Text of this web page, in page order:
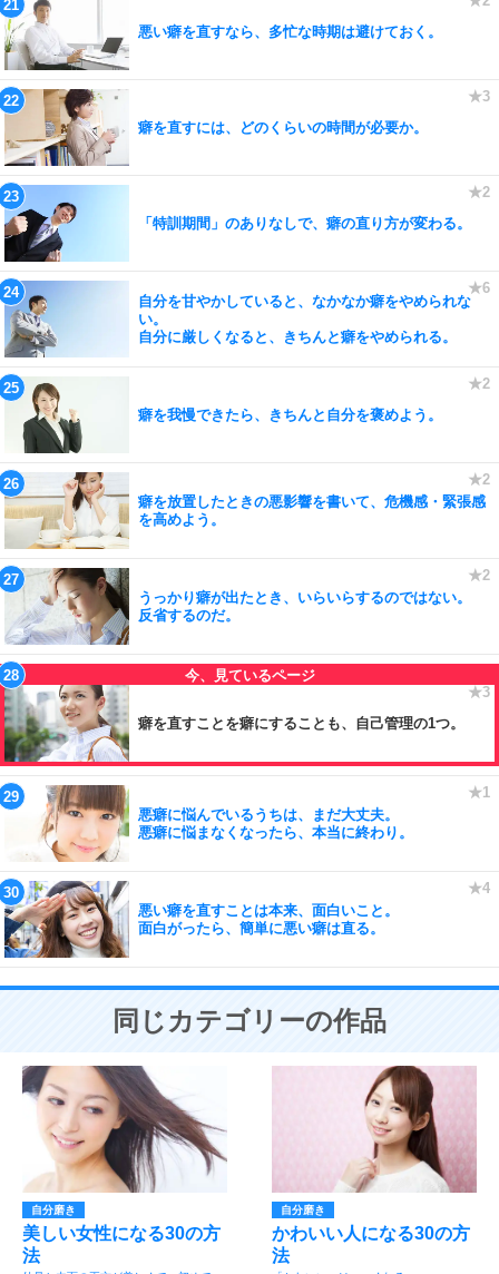
悪い癖を直すなら、多忙な時期は避けておく。
癖を直すには、どのくらいの時間が必要か。
「特訓期間」のありなしで、癖の直り方が変わる。
自分を甘やかしていると、なかなか癖をやめられな
い。
自分に厳しくなると、きちんと癖をやめられる。
癖を我慢できたら、きちんと自分を褒めよう。
癖を放置したときの悪影響を書いて、危機感・緊張感
を高めよう。
うっかり癖が出たとき、いらいらするのではない。
反省するのだ。
癖を直すことを癖にすることも、自己管理の1つ。
悪癖に悩んでいるうちは、まだ大丈夫。
悪癖に悩まなくなったら、本当に終わり。
悪い癖を直すことは本来、面白いこと。
面白がったら、簡単に悪い癖は直る。
同じカテゴリーの作品
自分磨き
美しい女性になる30の方
法
自分磨き
かわいい人になる30の方
法